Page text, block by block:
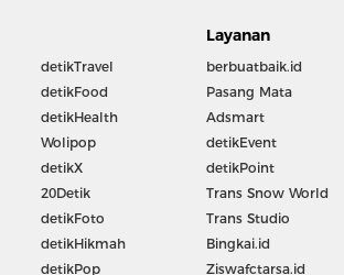
detikTravel
detikFood
detikHealth
Wolipop
detikX
20Detik
detikFoto
detikHikmah
detikPop
Layanan
berbuatbaik.id
Pasang Mata
Adsmart
detikEvent
detikPoint
Trans Snow World
Trans Studio
Bingkai.id
Ziswafctarsa.id